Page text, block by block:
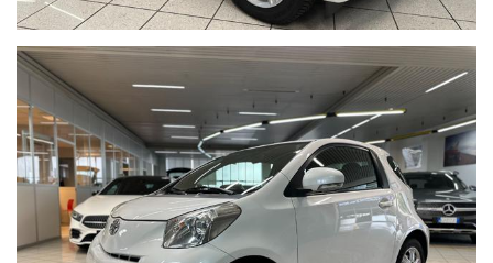
Clima manuale con a/c
Lettore CD
Cambio automatico
AUX
Pneumatici quattro stagioni Continental AllSeason
Contact175/65 R15 H al 70%
Preventivi di finanziamento personalizzati e polizze assicurative
su misura a richiesta